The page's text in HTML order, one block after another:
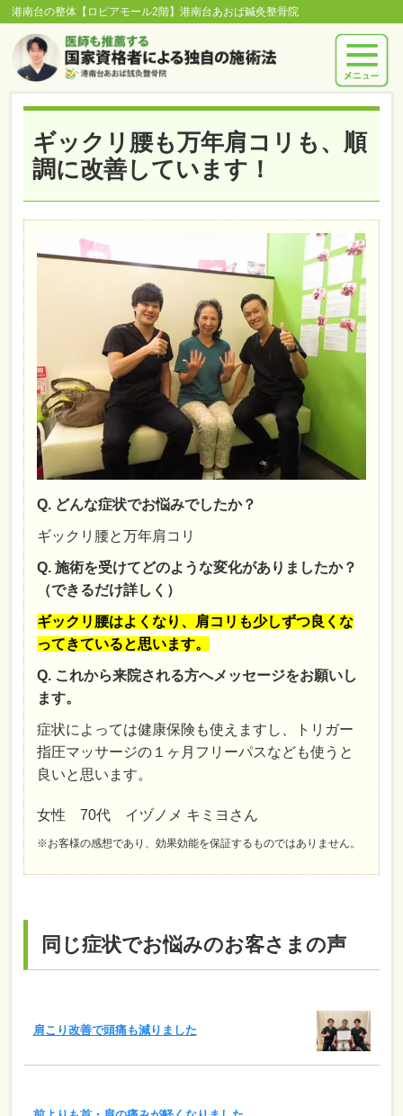
港南台の整体【ロピアモール2階】港南台あおば鍼灸整骨院
ギックリ腰も万年肩コリも、順
調に改善しています！
Q. どんな症状でお悩みでしたか？
ギックリ腰と万年肩コリ
Q. 施術を受けてどのような変化がありましたか？
（できるだけ詳しく）
ギックリ腰はよくなり、肩コリも少しずつ良くな
ってきていると思います。
Q. これから来院される方へメッセージをお願いし
ます。
症状によっては健康保険も使えますし、トリガー
指圧マッサージの１ヶ月フリーパスなども使うと
良いと思います。
女性 70代 イヅノメ キミヨさん
※お客様の感想であり、効果効能を保証するものではありません。
同じ症状でお悩みのお客さまの声
肩こり改善で頭痛も減りました